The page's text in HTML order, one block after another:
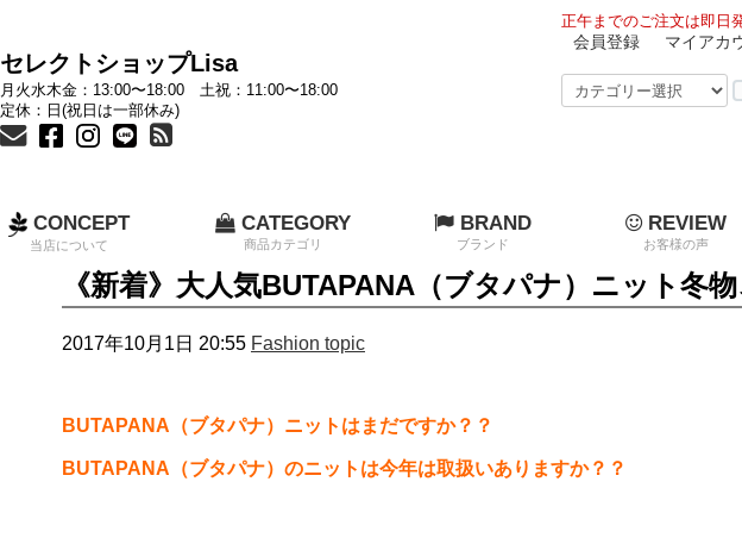
正午までのご注文は即日
会員登録 マイアカ
セレクトショップLisa
月火水木金：13:00〜18:00 土祝：11:00〜18:00
定休：日(祝日は一部休み)
CONCEPT
当店について
CATEGORY
商品カテゴリ
BRAND
ブランド
REVIEW
お客様の声
《新着》大人気BUTAPANA（ブタパナ）ニット冬
2017年10月1日 20:55 Fashion topic
BUTAPANA（ブタパナ）ニットはまだですか？？
BUTAPANA（ブタパナ）のニットは今年は取扱いありますか？？